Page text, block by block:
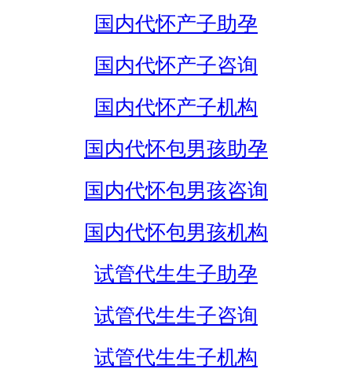
国内代怀产子助孕
国内代怀产子咨询
国内代怀产子机构
国内代怀包男孩助孕
国内代怀包男孩咨询
国内代怀包男孩机构
试管代生生子助孕
试管代生生子咨询
试管代生生子机构